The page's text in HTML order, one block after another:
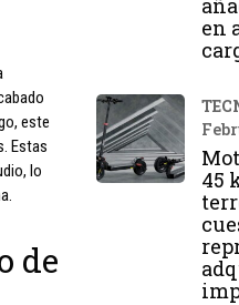
este
Estas
lo
de
en
45